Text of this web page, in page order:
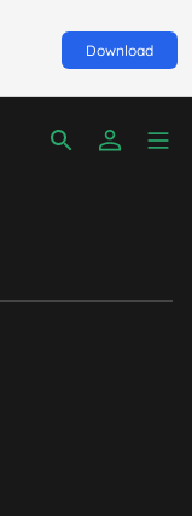
Download